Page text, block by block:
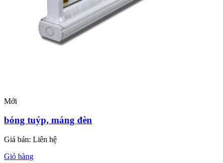
Mới
bóng tuýp, máng đèn
Giá bán: Liên hệ
Giỏ hàng